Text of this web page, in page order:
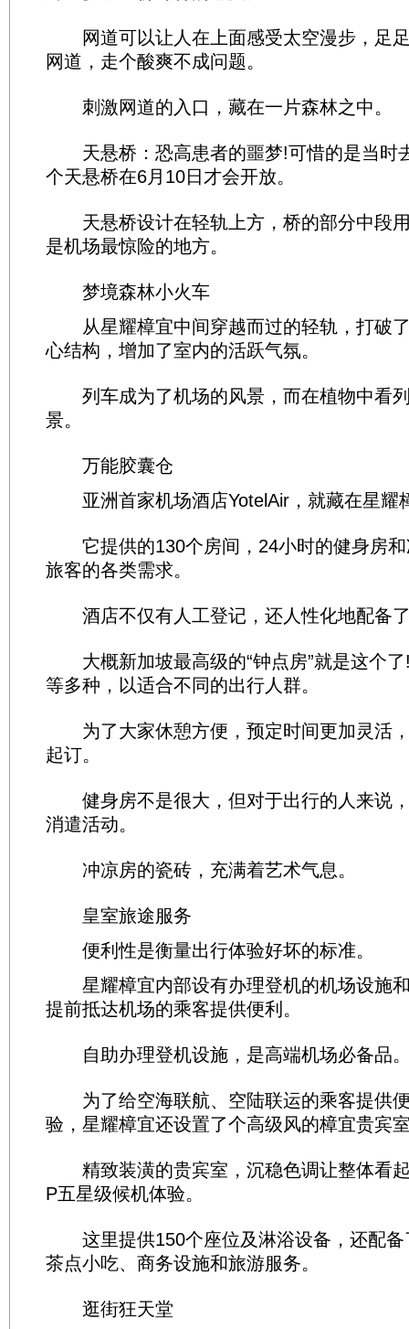
网道可以让人在上面感受太空漫步，足
网道，走个酸爽不成问题。
刺激网道的入口，藏在一片森林之中。
天悬桥：恐高患者的噩梦!可惜的是当时
个天悬桥在6月10日才会开放。
天悬桥设计在轻轨上方，桥的部分中段
是机场最惊险的地方。
梦境森林小火车
从星耀樟宜中间穿越而过的轻轨，打破
心结构，增加了室内的活跃气氛。
列车成为了机场的风景，而在植物中看
景。
万能胶囊仓
亚洲首家机场酒店YotelAir，就藏在星耀
它提供的130个房间，24小时的健身房和
旅客的各类需求。
酒店不仅有人工登记，还人性化地配备
大概新加坡最高级的“钟点房”就是这个了
等多种，以适合不同的出行人群。
为了大家休憩方便，预定时间更加灵活
起订。
健身房不是很大，但对于出行的人来说
消遣活动。
冲凉房的瓷砖，充满着艺术气息。
皇室旅途服务
便利性是衡量出行体验好坏的标准。
星耀樟宜内部设有办理登机的机场设施
提前抵达机场的乘客提供便利。
自助办理登机设施，是高端机场必备品
为了给空海联航、空陆联运的乘客提供
验，星耀樟宜还设置了个高级风的樟宜贵宾
精致装潢的贵宾室，沉稳色调让整体看
P五星级候机体验。
这里提供150个座位及淋浴设备，还配备
茶点小吃、商务设施和旅游服务。
逛街狂天堂